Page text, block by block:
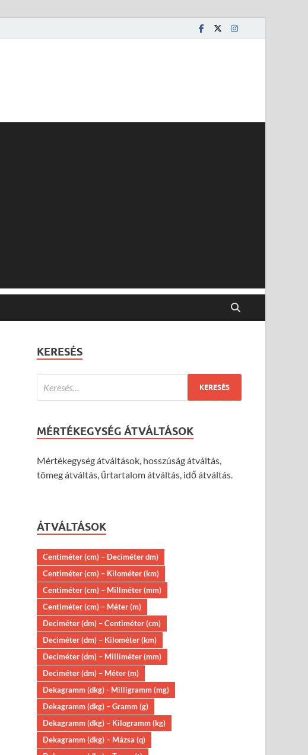
KERESÉS
MÉRTÉKEGYSÉG ÁTVÁLTÁSOK
Mértékegység átváltások, hosszúság átváltás,
tömeg átváltás, űrtartalom átváltás, idő átváltás.
ÁTVÁLTÁSOK
Centiméter (cm) – Deciméter dm)
Centiméter (cm) – Kilométer (km)
Centiméter (cm) – Millméter (mm)
Centiméter (cm) – Méter (m)
Deciméter (dm) – Centiméter (cm)
Deciméter (dm) – Kilométer (km)
Deciméter (dm) – Milliméter (mm)
Deciméter (dm) – Méter (m)
Dekagramm (dkg) - Milligramm (mg)
Dekagramm (dkg) – Gramm (g)
Dekagramm (dkg) – Kilogramm (kg)
Dekagramm (dkg) – Mázsa (q)